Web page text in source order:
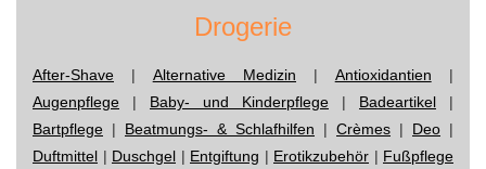
Drogerie
After-Shave | Alternative Medizin | Antioxidantien |
Augenpflege | Baby- und Kinderpflege | Badeartikel |
Bartpflege | Beatmungs- & Schlafhilfen | Crèmes | Deo |
Duftmittel | Duschgel | Entgiftung | Erotikzubehör | Fußpflege